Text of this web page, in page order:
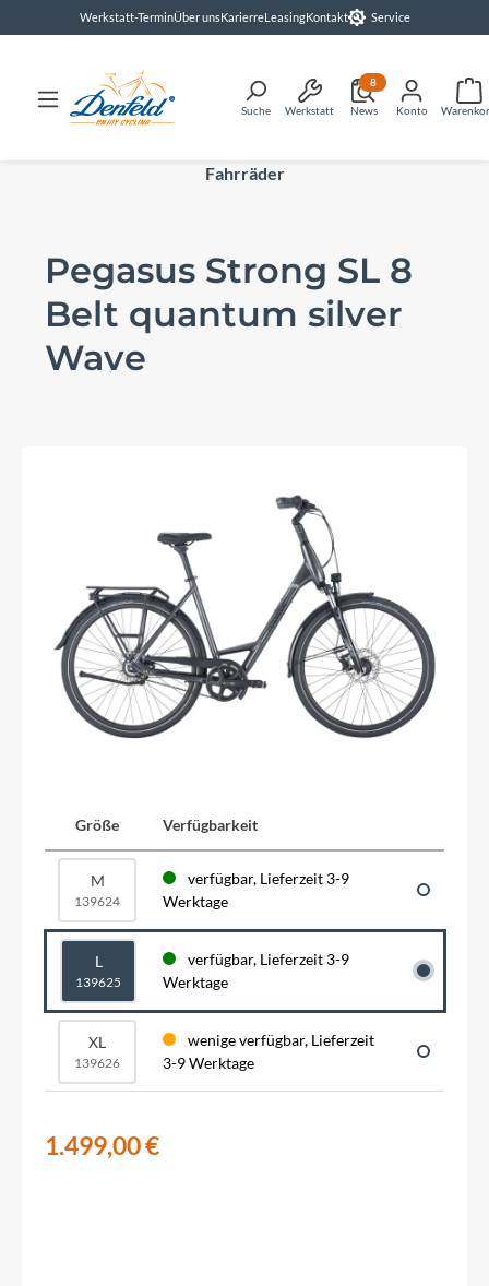
springenWerkstatt-TerminÜber unsKarierreLeasingKontakt Service
Suche Werkstatt News
8
Konto
Fahrräder
Pegasus Strong SL 8
Belt quantum silver
Wave
Größe Verfügbarkeit
M
139624
verfügbar, Lieferzeit 3-9
Werktage
L
139625
verfügbar, Lieferzeit 3-9
Werktage
XL
139626
wenige verfügbar, Lieferzeit
3-9 Werktage
1.499,00 €